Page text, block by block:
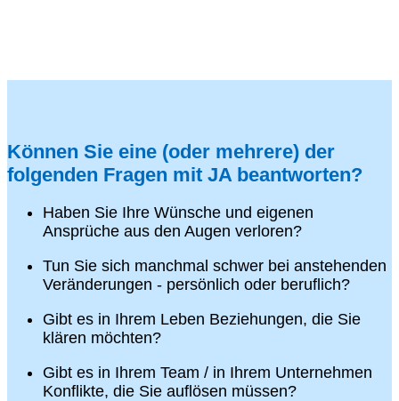
Können Sie eine (oder mehrere) der
folgenden Fragen mit JA beantworten?
Haben Sie Ihre Wünsche und eigenen
Ansprüche aus den Augen verloren?
Tun Sie sich manchmal schwer bei anstehenden
Veränderungen - persönlich oder beruflich?
Gibt es in Ihrem Leben Beziehungen, die Sie
klären möchten?
Gibt es in Ihrem Team / in Ihrem Unternehmen
Konflikte, die Sie auflösen müssen?